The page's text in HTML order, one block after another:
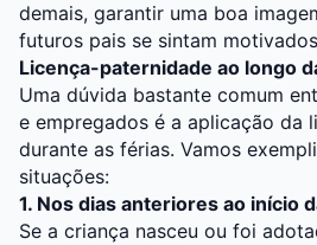
demais, garantir uma boa
futuros pais se sintam
Licença-paternidade ao longo
Uma dúvida bastante comum
e empregados é a aplicação da
durante as férias. Vamos
situações:
1. Nos dias anteriores ao início
Se a criança nasceu ou foi